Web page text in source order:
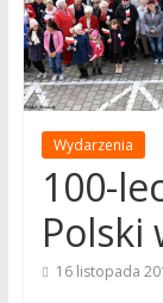
Wydarzenia
100-
Polski
16 listopada